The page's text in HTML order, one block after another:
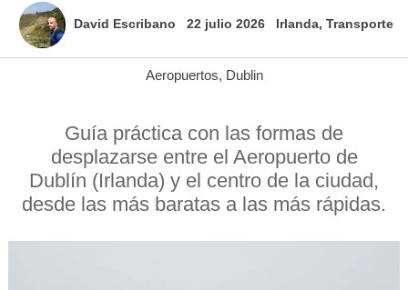
David Escribano 22 julio 2026 Irlanda, Transporte
Aeropuertos, Dublin
Guía práctica con las formas de
desplazarse entre el Aeropuerto de
Dublín (Irlanda) y el centro de la ciudad,
desde las más baratas a las más rápidas.